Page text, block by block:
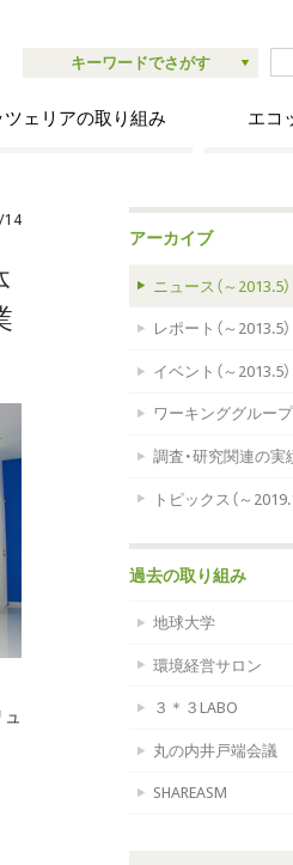
キーワードでさがす
ツェリアの取り組み エコ
14
アーカイブ
ニュース（～2013.5）
レポート（～2013.5）
イベント（～2013.5）
ワーキンググループ
調査・研究関連の実
トピックス（～
過去の取り組み
地球大学
環境経営サロン
３＊３LABO
丸の内井戸端会議
SHAREASM